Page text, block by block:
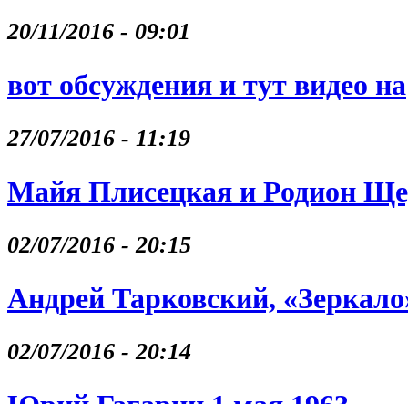
20/11/2016 - 09:01
вот обсуждения и тут видео на
27/07/2016 - 11:19
Майя Плисецкая и Родион
02/07/2016 - 20:15
Андрей Тарковский,
02/07/2016 - 20:14